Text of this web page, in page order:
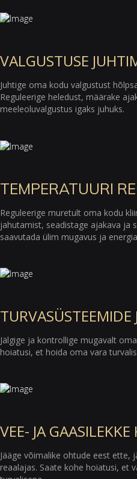
VALGUSTUSE
Juhtige oma kodu valgustust
Reguleerige heledust, määrake
meeleoluvalgustus igaks juhuks.
TEMPERATUURI
Reguleerige muretult oma kodu
jahutamist, seadistage ajakava ja
saavutada ülim mugavus ja
TURVASÜSTEEMIDE
Jälgige ja kontrollige mugavalt
hoiatusi, et hoida oma vara
VEE- JA GAASILEKKE
Jääge võimalike ohtude eest ette,
reaalajas. Saate kohe hoiatusi, et